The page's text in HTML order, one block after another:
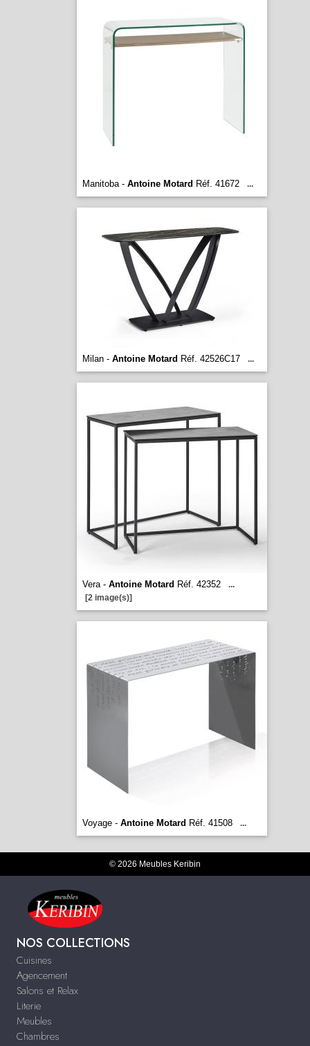
Manitoba - Antoine Motard Réf. 41672 ...
Milan - Antoine Motard Réf. 42526C17 ...
Vera - Antoine Motard Réf. 42352
...
[2 image(s)]
Voyage - Antoine Motard Réf. 41508 ...
© 2026 Meubles Keribin
NOS COLLECTIONS
Cuisines
Agencement
Salons et Relax
Literie
Meubles
Chambres